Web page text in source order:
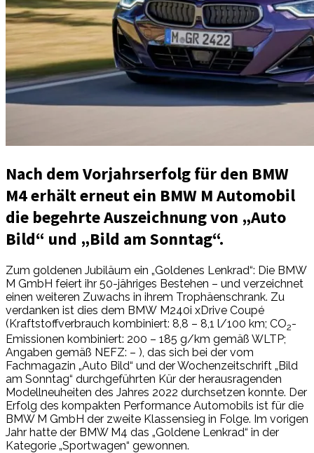
Nach dem Vorjahrserfolg für den BMW
M4 erhält erneut ein BMW M Automobil
die begehrte Auszeichnung von „Auto
Bild“ und „Bild am Sonntag“.
Zum goldenen Jubiläum ein „Goldenes Lenkrad“: Die BMW
M GmbH feiert ihr 50-jähriges Bestehen – und verzeichnet
einen weiteren Zuwachs in ihrem Trophäenschrank. Zu
verdanken ist dies dem BMW M240i xDrive Coupé
(Kraftstoffverbrauch kombiniert: 8,8 – 8,1 l/100 km; CO2-
Emissionen kombiniert: 200 – 185 g/km gemäß WLTP;
Angaben gemäß NEFZ: – ), das sich bei der vom
Fachmagazin „Auto Bild“ und der Wochenzeitschrift „Bild
am Sonntag“ durchgeführten Kür der herausragenden
Modellneuheiten des Jahres 2022 durchsetzen konnte. Der
Erfolg des kompakten Performance Automobils ist für die
BMW M GmbH der zweite Klassensieg in Folge. Im vorigen
Jahr hatte der BMW M4 das „Goldene Lenkrad“ in der
Kategorie „Sportwagen“ gewonnen.